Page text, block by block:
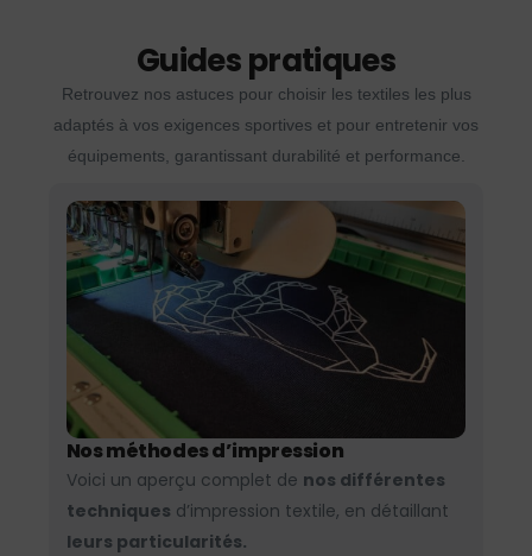
Guides pratiques
Retrouvez nos astuces pour choisir les textiles les plus
adaptés à vos exigences sportives et pour entretenir vos
équipements, garantissant durabilité et performance.
Nos méthodes d’impression
Voici un aperçu complet de nos différentes
techniques d’impression textile, en détaillant
leurs particularités.